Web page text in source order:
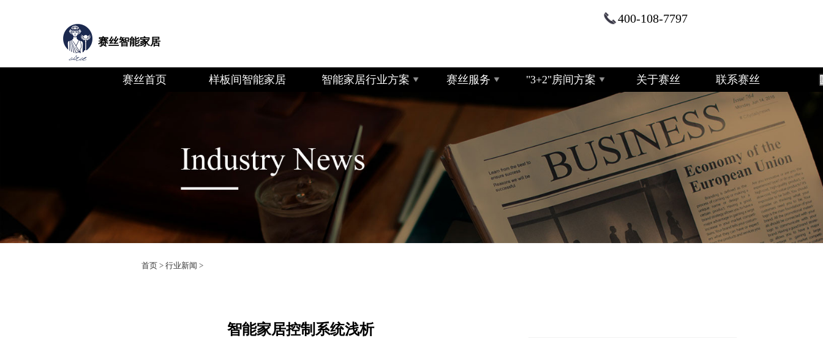
赛丝智能家居
400-108-7797
赛丝首页 样板间智能家居 智能家居行业方案 赛丝服务 "3+2"房间方案 关于赛丝 联系赛丝
首页 > 行业新闻 >
智能家居控制系统浅析